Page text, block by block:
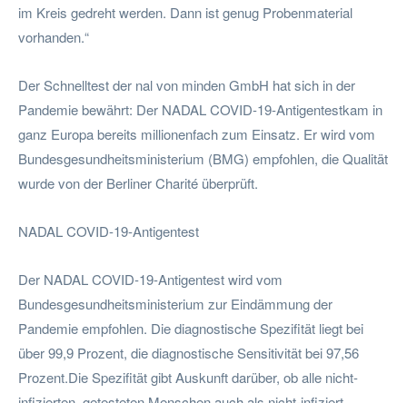
im Kreis gedreht werden. Dann ist genug Probenmaterial
vorhanden.“
Der Schnelltest der nal von minden GmbH hat sich in der
Pandemie bewährt: Der NADAL COVID-19-Antigentestkam in
ganz Europa bereits millionenfach zum Einsatz. Er wird vom
Bundesgesundheitsministerium (BMG) empfohlen, die Qualität
wurde von der Berliner Charité überprüft.
NADAL COVID-19-Antigentest
Der NADAL COVID-19-Antigentest wird vom
Bundesgesundheitsministerium zur Eindämmung der
Pandemie empfohlen. Die diagnostische Spezifität liegt bei
über 99,9 Prozent, die diagnostische Sensitivität bei 97,56
Prozent.Die Spezifität gibt Auskunft darüber, ob alle nicht-